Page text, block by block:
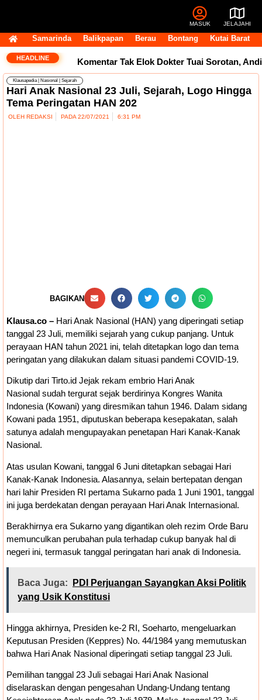
MASUK JELAJAHI
Samarinda Balikpapan Berau Bontang Kutai Barat
HEADLINE Komentar Tak Elok Dokter Tuai Sorotan, Andi
Harun Ingatkan Etika Pegawai di Medsos
Usai Terpilih Aklamasi, Andi Satya Pasang
Klausapedia| Nasional Sejarah
Hari Anak Nasional 23 Juli, Sejarah, Logo Hingga
Tema Peringatan HAN 202
OLEH REDAKSI PADA 22/07/2021 6:31 PM
BAGIKAN
Klausa.co – Hari Anak Nasional (HAN) yang diperingati setiap
tanggal 23 Juli, memiliki sejarah yang cukup panjang. Untuk
perayaan HAN tahun 2021 ini, telah ditetapkan logo dan tema
peringatan yang dilakukan dalam situasi pandemi COVID-19.
Dikutip dari Tirto.id Jejak rekam embrio Hari Anak
Nasional sudah tergurat sejak berdirinya Kongres Wanita
Indonesia (Kowani) yang diresmikan tahun 1946. Dalam sidang
Kowani pada 1951, diputuskan beberapa kesepakatan, salah
satunya adalah mengupayakan penetapan Hari Kanak-Kanak
Nasional.
Atas usulan Kowani, tanggal 6 Juni ditetapkan sebagai Hari
Kanak-Kanak Indonesia. Alasannya, selain bertepatan dengan
hari lahir Presiden RI pertama Sukarno pada 1 Juni 1901, tanggal
ini juga berdekatan dengan perayaan Hari Anak Internasional.
Berakhirnya era Sukarno yang digantikan oleh rezim Orde Baru
memunculkan perubahan pula terhadap cukup banyak hal di
negeri ini, termasuk tanggal peringatan hari anak di Indonesia.
Baca Juga:
PDI Perjuangan Sayangkan Aksi Politik
yang Usik Konstitusi
Hingga akhirnya, Presiden ke-2 RI, Soeharto, mengeluarkan
Keputusan Presiden (Keppres) No. 44/1984 yang memutuskan
bahwa Hari Anak Nasional diperingati setiap tanggal 23 Juli.
Pemilihan tanggal 23 Juli sebagai Hari Anak Nasional
diselaraskan dengan pengesahan Undang-Undang tentang